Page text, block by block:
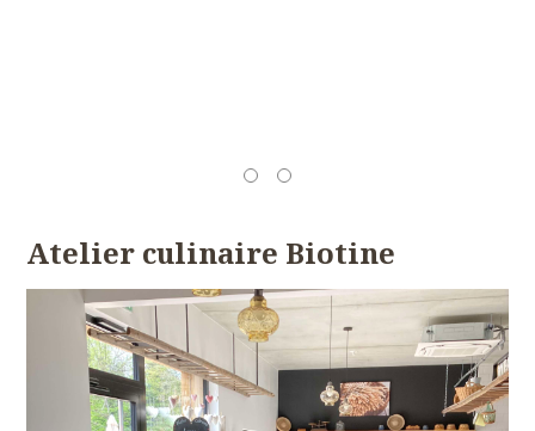
Atelier culinaire Biotine